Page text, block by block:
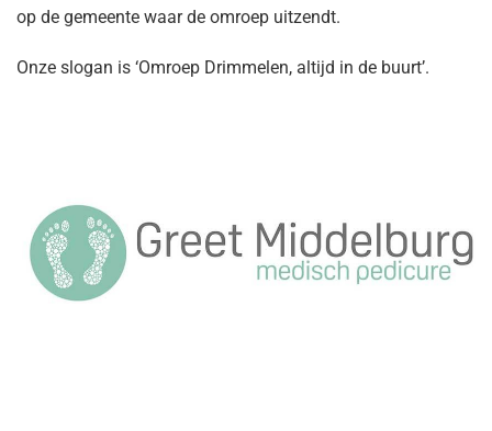
op de gemeente waar de omroep uitzendt.
Onze slogan is ‘Omroep Drimmelen, altijd in de buurt’.